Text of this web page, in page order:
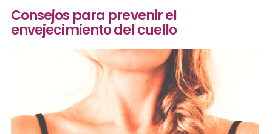
Consejos para prevenir el
envejecimiento del cuello